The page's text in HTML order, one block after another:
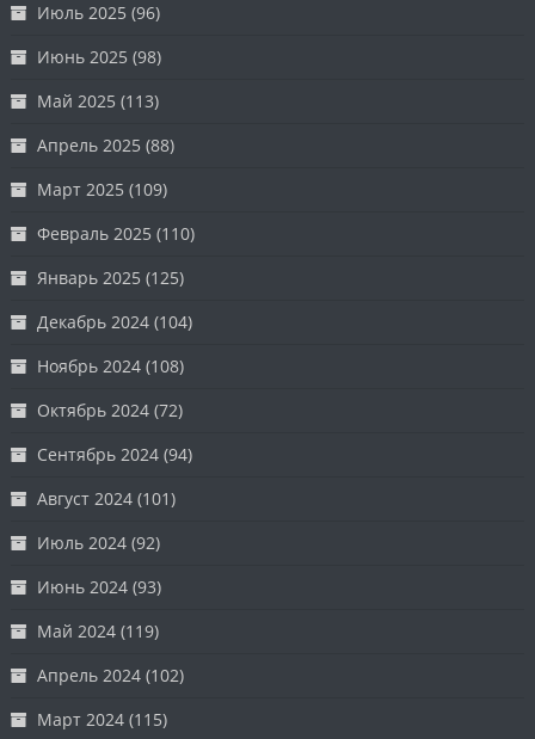
Июль 2025 (96)
Июнь 2025 (98)
Май 2025 (113)
Апрель 2025 (88)
Март 2025 (109)
Февраль 2025 (110)
Январь 2025 (125)
Декабрь 2024 (104)
Ноябрь 2024 (108)
Октябрь 2024 (72)
Сентябрь 2024 (94)
Август 2024 (101)
Июль 2024 (92)
Июнь 2024 (93)
Май 2024 (119)
Апрель 2024 (102)
Март 2024 (115)